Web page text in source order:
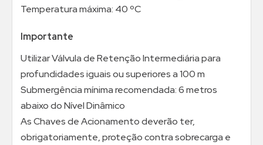
Temperatura máxima: 40 ºC
Importante
Utilizar Válvula de Retenção Intermediária para
profundidades iguais ou superiores a 100 m
Submergência mínima recomendada: 6 metros
abaixo do Nível Dinâmico
As Chaves de Acionamento deverão ter,
obrigatoriamente, proteção contra sobrecarga e